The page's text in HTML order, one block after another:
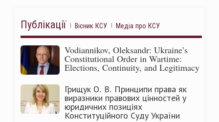
Публікації Вісник КСУ Медіа про КСУ
Vodiannikov, Oleksandr: Ukraine’s
Constitutional Order in Wartime:
Elections, Continuity, and Legitimacy
Грищук О. В. Принципи права як
виразники правових цінностей у
юридичних позиціях
Конституційного Суду України